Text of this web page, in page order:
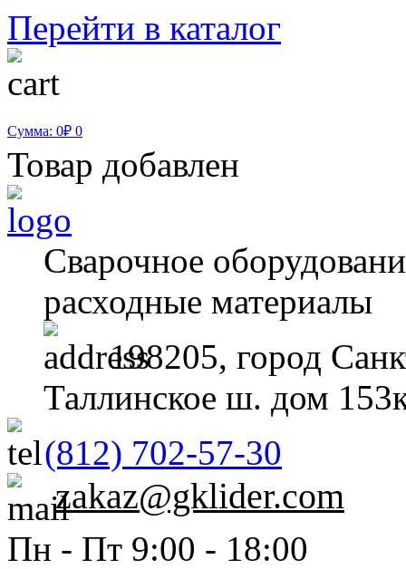
Перейти в каталог
Сумма: 0₽ 0
Товар добавлен
Сварочное
расходные материалы
198205, город
Таллинское ш. дом
(812) 702-57-30
zakaz@gklider.com
Пн - Пт 9:00 - 18:00